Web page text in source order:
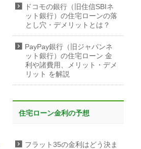
ドコモの銀行（旧住信SBIネ
ット銀行）の住宅ローンの落
とし穴・デメリットとは？
PayPay銀行（旧ジャパンネ
ット銀行）の住宅ローン 金
利や諸費用、メリット・デメ
リット を解説
住宅ローン金利の予想
フラット35の金利はどう決ま